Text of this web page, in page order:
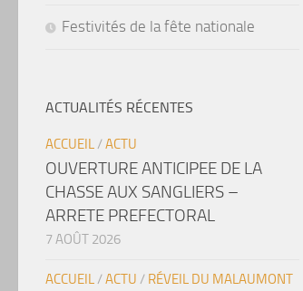
Festivités de la fête nationale
ACTUALITÉS RÉCENTES
ACCUEIL /ACTU
OUVERTURE ANTICIPEE DE LA
CHASSE AUX SANGLIERS –
ARRETE PREFECTORAL
7 AOÛT 2026
ACCUEIL /ACTU / RÉVEIL DU MALAUMONT